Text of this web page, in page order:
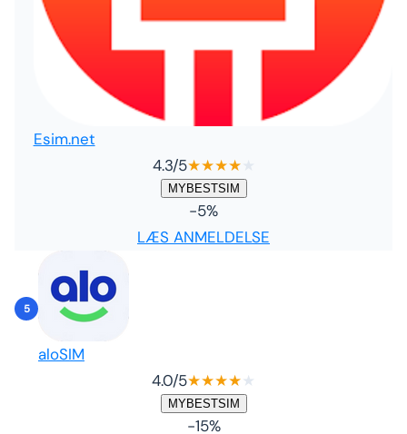
Esim.net
4.3/5★★★★
MYBESTSIM
-5%
LÆS ANMELDELSE
5
aloSIM
4.0/5★★★★★
MYBESTSIM
-15%